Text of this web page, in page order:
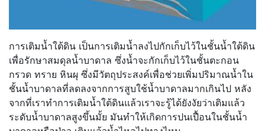
การเติมน้ำใต้ดิน เป็นการเติมน้ำลงไปกักเก็บไว้ในชั้นน้ำใต้ดิน
เพื่อรักษาสมดุลน้ำบาดาล ซึ่งน้ำจะกักเก็บไว้ในชั้นตะกอน
กรวด ทราย หินผุ ซึ่งมีวัตถุประสงค์เพื่อช่วยเพิ่มปริมาณน้ำใน
ชั้นน้ำบาดาลที่ลดลงจากการสูบใช้น้ำบาดาลมากเกินไป หลัง
จากที่เราทำการเติมน้ำใต้ดินแล้วเราจะรู้ได้ยังงัยว่าเติมแล้ว
ระดับน้ำบาดาลสูงขึ้นมั้ย มันทำให้เกิดการปนเปื้อนในชั้นน้ำ